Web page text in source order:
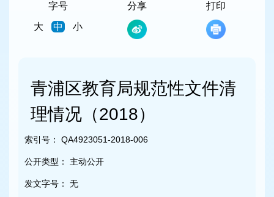
字号
大
中 小
分享 打印
青浦区教育局规范性文件清
理情况（2018）
索引号： QA4923051-2018-006
公开类型： 主动公开
发文字号： 无